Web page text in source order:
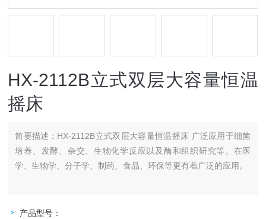
HX-2112B立式双层大容量恒温
摇床
简要描述： HX-2112B立式双层大容量恒温摇床 广泛应用于细菌
培养、发酵、杂交、生物化学反应以及酶和组织研究等。在医
学、生物学、分子学、制药、食品、环保等更有着广泛的应用。
产品型号：